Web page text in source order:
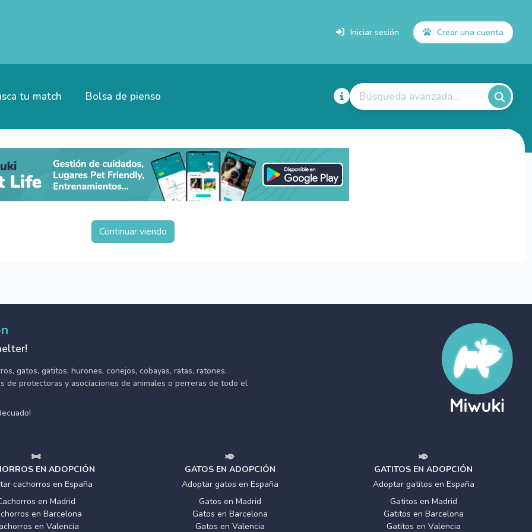
Iniciar sesión Crear una cuenta
tu match Bolsa de pienso Búsqueda avanzada...
Continuar viendo
gatos, gatitos, hurones, conejos, cobayas, ratas, ratones,
de protectoras y asociaciones de animales o perreras de todo el
EN ADOPCIÓN
cachorros en España
en Madrid
en Barcelona
en Valencia
GATOS EN ADOPCIÓN
Adoptar gatos en España
Gatos en Madrid
Gatos en Barcelona
Gatos en Valencia
GATITOS EN ADOPCIÓN
Adoptar gatitos en España
Gatitos en Madrid
Gatitos en Barcelona
Gatitos en Valencia